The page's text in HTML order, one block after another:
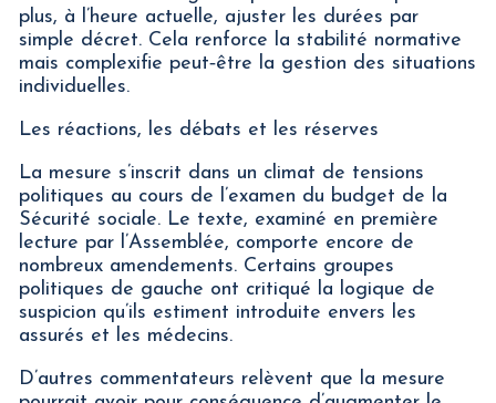
plus, à l’heure actuelle, ajuster les durées par
simple décret. Cela renforce la stabilité normative
mais complexifie peut‑être la gestion des situations
individuelles.
Les réactions, les débats et les réserves
La mesure s’inscrit dans un climat de tensions
politiques au cours de l’examen du budget de la
Sécurité sociale. Le texte, examiné en première
lecture par l’Assemblée, comporte encore de
nombreux amendements. Certains groupes
politiques de gauche ont critiqué la logique de
suspicion qu’ils estiment introduite envers les
assurés et les médecins.
D’autres commentateurs relèvent que la mesure